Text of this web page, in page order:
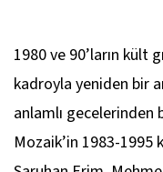
1980 ve 90’ların kült
kadroyla yeniden bir
anlamlı
Mozaik’in 1983-1995